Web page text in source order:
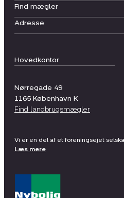
Hovedkontor
Nørregade 49
1165 København K
Find landbrugsmægler
Find mægler
Adresse
Vi er en del af et foreningsejet
Læs mere